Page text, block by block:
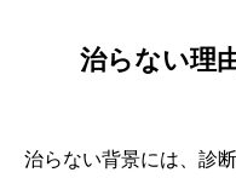
治らない理
治らない背景には、診